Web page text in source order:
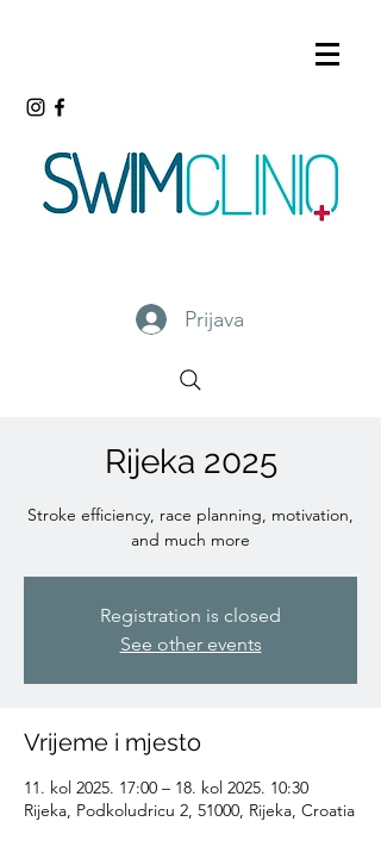
Prijava
Rijeka 2025
Stroke efficiency, race planning, motivation,
and much more
Registration is closed
See other events
Vrijeme i mjesto
11. kol 2025. 17:00 – 18. kol 2025. 10:30
Rijeka, Podkoludricu 2, 51000, Rijeka, Croatia